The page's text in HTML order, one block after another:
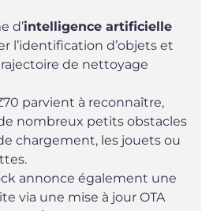
d’intelligence artificielle
l’identification d’objets et
de nettoyage
parvient à reconnaître,
nombreux petits obstacles
chargement, les jouets ou
annonce également une
via une mise à jour OTA